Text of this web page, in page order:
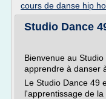
cours de danse hip
Studio Dance
Bienvenue au
apprendre à danser
Le Studio Dance 49
l'apprentissage de